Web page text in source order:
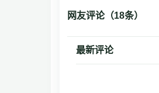
网友评论（18条）
最新评论